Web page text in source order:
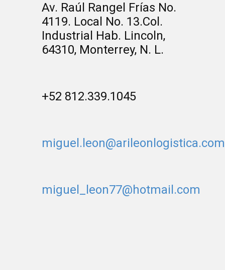
Av. Raúl Rangel Frías No.
4119. Local No. 13.Col.
Industrial Hab. Lincoln,
64310, Monterrey, N. L.
+52 812.339.1045
miguel.leon@arileonlogistica.com
miguel_leon77@hotmail.com